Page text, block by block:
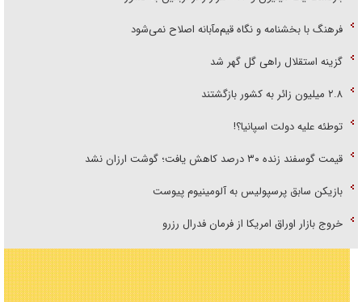
فرهنگ با بخشنامه و نگاه قیم‌مآبانه اصلاح نمی‌شود
گزینه استقلال راهی گل گهر شد
۲.۸ میلیون زائر به کشور بازگشتند
توطئه علیه دولت اسپانیا؟!
قیمت گوسفند زنده ۳۰ درصد کاهش یافت؛ گوشت ارزان نشد
بازیکن سابق پرسپولیس به آلومینیوم پیوست
خروج بازار اوراق امریکا از فرمان فدرال رزرو